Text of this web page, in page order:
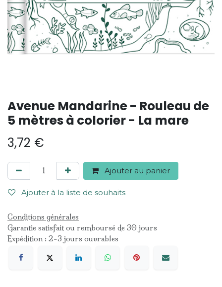
Avenue Mandarine - Rouleau de
5 mètres à colorier - La mare
3,72 €
Ajouter au panier
Ajouter à la liste de souhaits
Conditions générales
Garantie satisfait ou remboursé de 30 jours
Expédition : 2-3 jours ouvrables